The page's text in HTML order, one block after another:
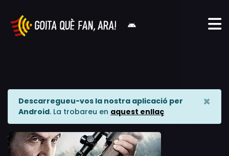
Descarregueu-vos la nostra aplicació per
Android. La trobareu en aquest enllaç
×